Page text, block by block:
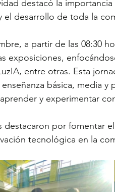
destacó la
el desarrollo de toda la
a partir de las 08:30
exposiciones,
entre otras. Esta
básica, media y
y experimentar
destacaron por fomentar
tecnológica en la